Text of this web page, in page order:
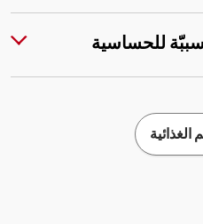
للحساسية
الغذائية